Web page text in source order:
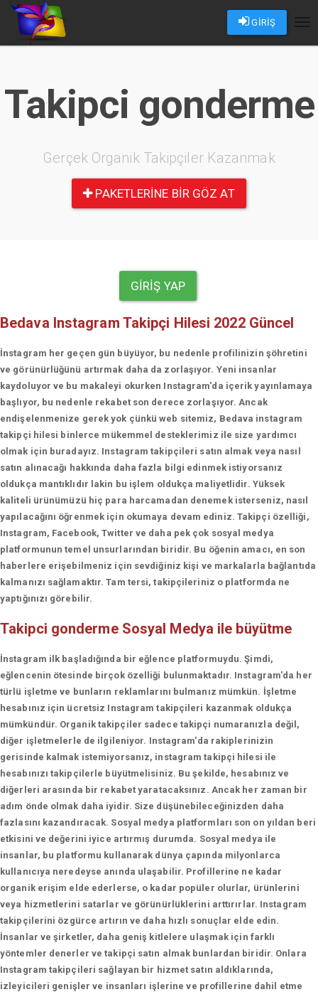
GİRİŞ
Takipci gonderme
Gerçek Organik Takipçiler Kazanmak
PAKETLERINE BIR GÖZ AT
GIRIŞ YAP
Bedava Instagram Takipçi Hilesi 2022 Güncel
İnstagram her geçen gün büyüyor, bu nedenle profilinizin şöhretini
ve görünürlüğünü artırmak daha da zorlaşıyor. Yeni insanlar
kaydoluyor ve bu makaleyi okurken Instagram'da içerik yayınlamaya
başlıyor, bu nedenle rekabet son derece zorlaşıyor. Ancak
endişelenmenize gerek yok çünkü web sitemiz, Bedava instagram
takipçi hilesi binlerce mükemmel desteklerimiz ile size yardımcı
olmak için buradayız. Instagram takipçileri satın almak veya nasıl
satın alınacağı hakkında daha fazla bilgi edinmek istiyorsanız
oldukça mantıklıdır lakin bu işlem oldukça maliyetlidir. Yüksek
kaliteli ürünümüzü hiç para harcamadan denemek isterseniz, nasıl
yapılacağını öğrenmek için okumaya devam ediniz. Takipçi özelliği,
Instagram, Facebook, Twitter ve daha pek çok sosyal medya
platformunun temel unsurlarından biridir. Bu öğenin amacı, en son
haberlere erişebilmeniz için sevdiğiniz kişi ve markalarla bağlantıda
kalmanızı sağlamaktır. Tam tersi, takipçileriniz o platformda ne
yaptığınızı görebilir.
Takipci gonderme Sosyal Medya ile büyütme
İnstagram ilk başladığında bir eğlence platformuydu. Şimdi,
eğlencenin ötesinde birçok özelliği bulunmaktadır. Instagram'da her
türlü işletme ve bunların reklamlarını bulmanız mümkün. İşletme
hesabınız için ücretsiz Instagram takipçileri kazanmak oldukça
mümkündür. Organik takipçiler sadece takipçi numaranızla değil,
diğer işletmelerle de ilgileniyor. Instagram'da rakiplerinizin
gerisinde kalmak istemiyorsanız, instagram takipçi hilesi ile
hesabınızı takipçilerle büyütmelisiniz. Bu şekilde, hesabınız ve
diğerleri arasında bir rekabet yaratacaksınız. Ancak her zaman bir
adım önde olmak daha iyidir. Size düşünebileceğinizden daha
fazlasını kazandıracak. Sosyal medya platformları son on yıldan beri
etkisini ve değerini iyice artırmış durumda. Sosyal medya ile
insanlar, bu platformu kullanarak dünya çapında milyonlarca
kullanıcıya neredeyse anında ulaşabilir. Profillerine ne kadar
organik erişim elde ederlerse, o kadar popüler olurlar, ürünlerini
veya hizmetlerini satarlar ve görünürlüklerini arttırırlar. Instagram
takipçilerini özgürce artırın ve daha hızlı sonuçlar elde edin.
İnsanlar ve şirketler, daha geniş kitlelere ulaşmak için farklı
yöntemler denerler ve takipçi satın almak bunlardan biridir. Onlara
Instagram takipçileri sağlayan bir hizmet satın aldıklarında,
izleyicileri genişler ve insanları işlerine ve profillerine dahil etme